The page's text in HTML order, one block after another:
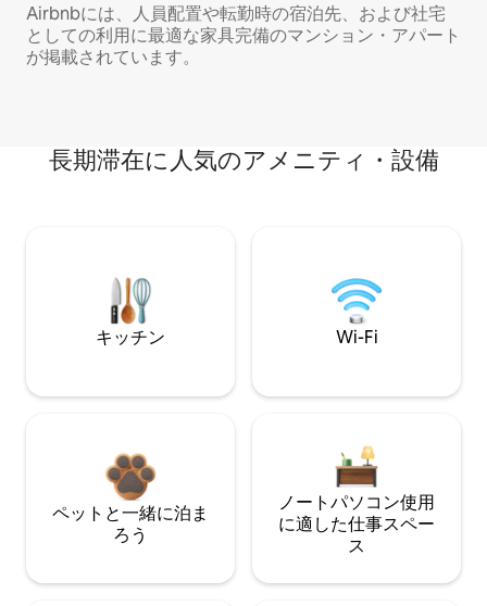
Airbnbには、人員配置や転勤時の宿泊先、および社宅
としての利用に最適な家具完備のマンション・アパート
が掲載されています。
長期滞在に人気のアメニティ・設備
キッチン Wi-Fi
ペットと一緒に泊ま
ろう
ノートパソコン使用
に適した仕事スペー
ス